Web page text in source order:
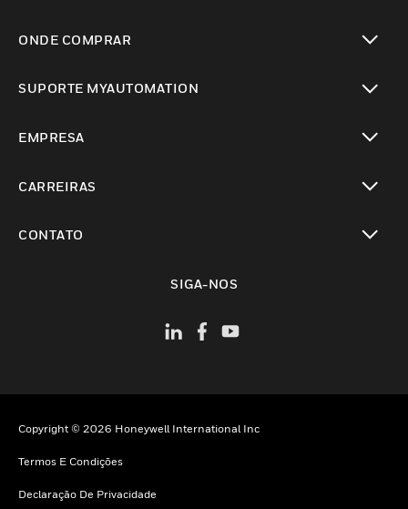
ONDE COMPRAR
SUPORTE MYAUTOMATION
EMPRESA
CARREIRAS
CONTATO
SIGA-NOS
Copyright © 2026 Honeywell International Inc
Termos E Condições
Declaração De Privacidade